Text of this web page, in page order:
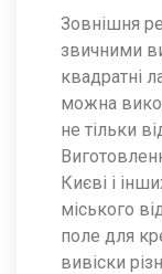
Зовнішня
звичними
квадратні
можна
не тільки
Києві і
міського
поле для
вивіски